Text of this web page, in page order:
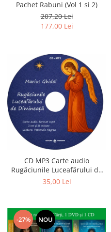
Pachet Rabuni (Vol 1 si 2)
207,20 Lei
177,00 Lei
CD MP3 Carte audio
Rugăciunile Luceafărului de
dimineață
35,00 Lei
-27% NOU